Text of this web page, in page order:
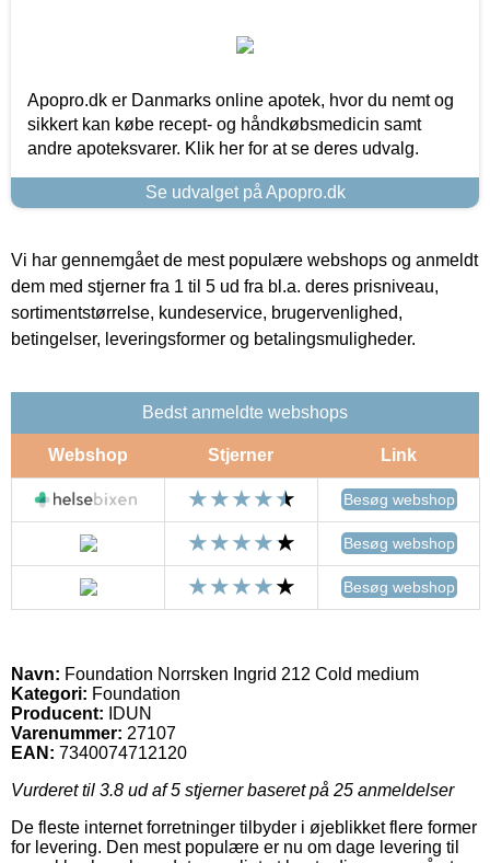
Apopro.dk er Danmarks online apotek, hvor du nemt og
sikkert kan købe recept- og håndkøbsmedicin samt
andre apoteksvarer. Klik her for at se deres udvalg.
Se udvalget på Apopro.dk
Vi har gennemgået de mest populære webshops og anmeldt
dem med stjerner fra 1 til 5 ud fra bl.a. deres prisniveau,
sortimentstørrelse, kundeservice, brugervenlighed,
betingelser, leveringsformer og betalingsmuligheder.
Bedst anmeldte webshops
Webshop Stjerner Link
Besøg webshop
Besøg webshop
Besøg webshop
Navn: Foundation Norrsken Ingrid 212 Cold medium
Kategori: Foundation
Producent:
IDUN
Varenummer: 27107
EAN: 7340074712120
Vurderet til 3.8 ud af 5 stjerner baseret på 25 anmeldelser
De fleste internet forretninger tilbyder i øjeblikket flere former
for levering. Den mest populære er nu om dage levering til